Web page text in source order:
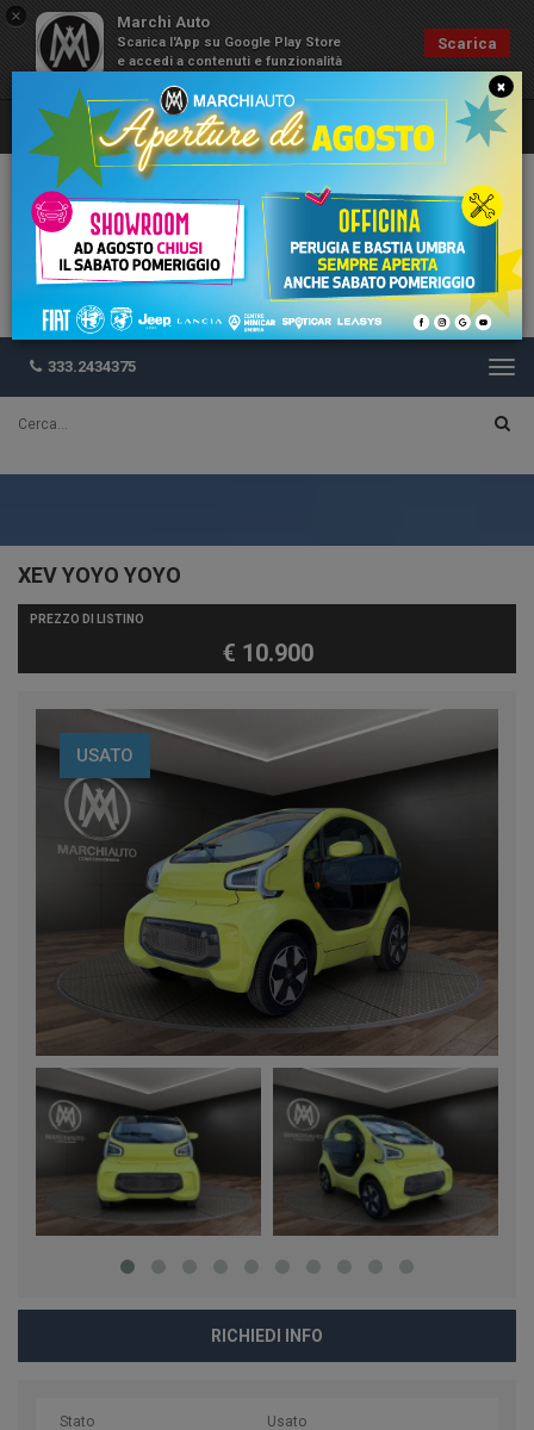
× Marchi Auto
Scarica l'App su Google Play Store
e accedi a contenuti e funzionalità
Scarica
333.2434375
XEV YOYO YOYO
PREZZO DI LISTINO
€ 10.900
USATO
RICHIEDI INFO
Stato Usato
×